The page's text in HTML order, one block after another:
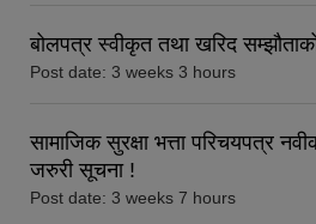
बोलपत्र स्वीकृत तथा खरिद
Post date: 3 weeks 3 hours
सामाजिक सुरक्षा भत्ता परिचयपत्र
जरुरी सूचना !
Post date: 3 weeks 7 hours